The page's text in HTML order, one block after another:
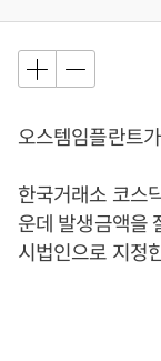
오스템임플란트
한국거래소 코스
운데 발생금액을
시법인으로 지정